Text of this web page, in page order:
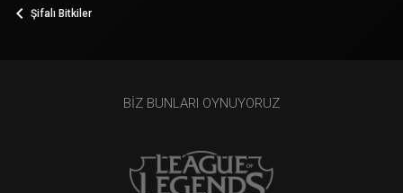
Şifalı Bitkiler
BIZ BUNLARI OYNUYORUZ